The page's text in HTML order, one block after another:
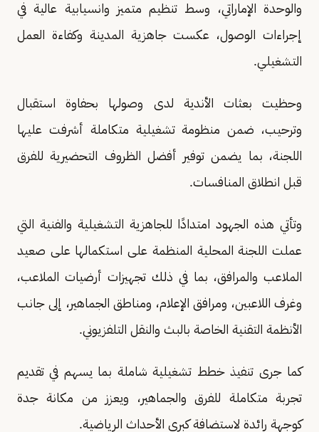
والوحدة الإماراتي، وسط تنظيم متميز وانسيابية عالية في
إجراءات الوصول، عكست جاهزية المدينة وكفاءة العمل
التشغيلي.
وحظيت بعثات الأندية لدى وصولها بحفاوة استقبال
وترحيب، ضمن منظومة تشغيلية متكاملة أشرفت عليها
اللجنة، بما يضمن توفير أفضل الظروف التحضيرية للفرق
قبل انطلاق المنافسات.
وتأتي هذه الجهود امتدادًا للجاهزية التشغيلية والفنية التي
عملت اللجنة المحلية المنظمة على استكمالها على صعيد
الملاعب والمرافق، بما في ذلك تجهيزات أرضيات الملاعب،
وغرف اللاعبين، ومرافق الإعلام، ومناطق الجماهير، إلى جانب
الأنظمة التقنية الخاصة بالبث والنقل التلفزيوني.
كما جرى تنفيذ خطط تشغيلية شاملة بما يسهم في تقديم
تجربة متكاملة للفرق والجماهير، ويعزز من مكانة جدة
كوجهة رائدة لاستضافة كبرى الأحداث الرياضية.